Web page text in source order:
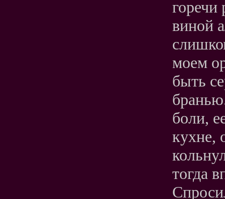
горечи
виной
моем
быть
боли,
кухне,
тогда